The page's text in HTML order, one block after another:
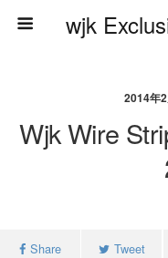
2014年
Wjk Wire
Share Tweet